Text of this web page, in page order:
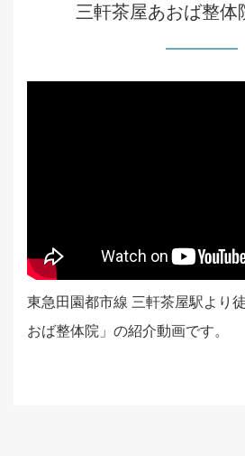
三軒茶屋あおば整体
東急田園都市線 三軒茶屋駅より
おば整体院」の紹介動画です。